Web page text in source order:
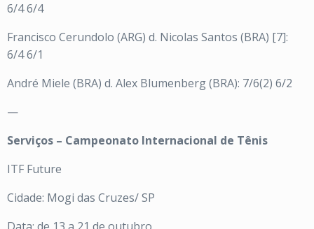
6/4 6/4
Francisco Cerundolo (ARG) d. Nicolas Santos (BRA) [7]:
6/4 6/1
André Miele (BRA) d. Alex Blumenberg (BRA): 7/6(2) 6/2
—
Serviços – Campeonato Internacional de Tênis
ITF Future
Cidade: Mogi das Cruzes/ SP